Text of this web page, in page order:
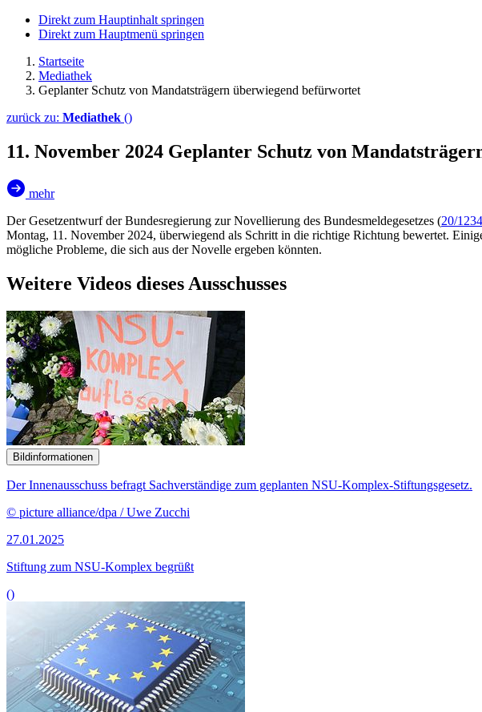
Direkt zum Hauptinhalt springen
Direkt zum Hauptmenü springen
Startseite
Mediathek
Geplanter Schutz von Mandatsträgern überwiegend befürwortet
zurück zu: Mediathek ()
11. November 2024 Geplanter Schutz von
mehr
Der Gesetzentwurf der Bundesregierung zur Novellierung des Bundesmeldegesetzes (20/
Montag, 11. November 2024, überwiegend als Schritt in die richtige Richtung bewertet.
mögliche Probleme, die sich aus der Novelle ergeben könnten.
Weitere Videos dieses Ausschusses
Bildinformationen
Der Innenausschuss befragt Sachverständige zum geplanten NSU-Komplex-Stiftungsgesetz.
© picture alliance/dpa / Uwe Zucchi
27.01.2025
Stiftung zum NSU-Komplex begrüßt
()